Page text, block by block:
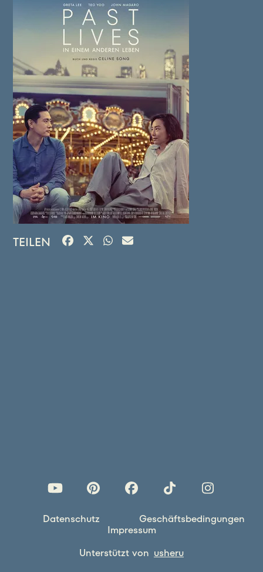
TEILEN
Datenschutz
Geschäftsbedingungen
Impressum
Unterstützt von usheru